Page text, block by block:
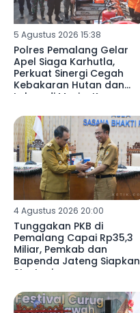
5 Agustus 2026 15:38
Polres Pemalang Gelar
Apel Siaga Karhutla,
Perkuat Sinergi Cegah
Kebakaran Hutan dan
Lahan di Musim Kemarau
4 Agustus 2026 20:00
Tunggakan PKB di
Pemalang Capai Rp35,3
Miliar, Pemkab dan
Bapenda Jateng Siapkan
Strategi